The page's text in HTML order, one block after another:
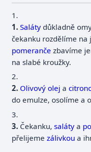
1.
Saláty důkladně
čekanku rozdělíme
pomeranče zbavíme
na slabé kroužky.
2.
Olivový olej a
do emulze, osolíme a
3.
Čekanku,saláty a
přelijemezálivkou a